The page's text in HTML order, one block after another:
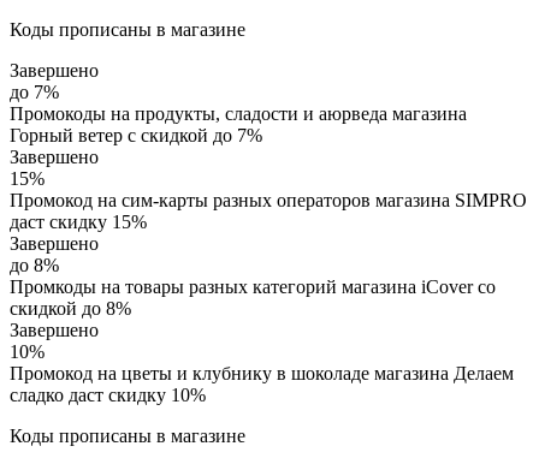
Коды прописаны в магазине
Завершено
до 7%
Промокоды на продукты, сладости и аюрведа магазина
Горный ветер с скидкой до 7%
Завершено
15%
Промокод на сим-карты разных операторов магазина SIMPRO
даст скидку 15%
Завершено
до 8%
Промкоды на товары разных категорий магазина iCover со
скидкой до 8%
Завершено
10%
Промокод на цветы и клубнику в шоколаде магазина Делаем
сладко даст скидку 10%
Коды прописаны в магазине